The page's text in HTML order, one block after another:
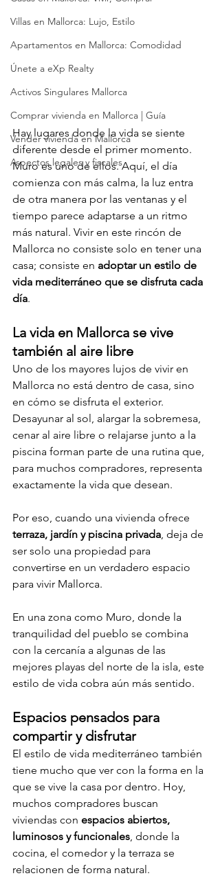
Villas en Mallorca: Lujo, Estilo
Apartamentos en Mallorca: Comodidad
Únete a eXp Realty
Activos Singulares Mallorca
Comprar vivienda en Mallorca | Guía
Vender vivienda en Mallorca
Aspectos legales y fiscales
Hay lugares donde la vida se siente
diferente desde el primer momento.
Muro es uno de ellos. Aquí, el día
comienza con más calma, la luz entra
de otra manera por las ventanas y el
tiempo parece adaptarse a un ritmo
más natural. Vivir en este rincón de
Mallorca no consiste solo en tener una
casa; consiste en adoptar un estilo de
vida mediterráneo que se disfruta cada
día.
La vida en Mallorca se vive
también al aire libre
Uno de los mayores lujos de vivir en
Mallorca no está dentro de casa, sino
en cómo se disfruta el exterior.
Desayunar al sol, alargar la sobremesa,
cenar al aire libre o relajarse junto a la
piscina forman parte de una rutina que,
para muchos compradores, representa
exactamente la vida que desean.
Por eso, cuando una vivienda ofrece
terraza, jardín y piscina privada, deja de
ser solo una propiedad para
convertirse en un verdadero espacio
para vivir Mallorca.
En una zona como Muro, donde la
tranquilidad del pueblo se combina
con la cercanía a algunas de las
mejores playas del norte de la isla, este
estilo de vida cobra aún más sentido.
Espacios pensados para
compartir y disfrutar
El estilo de vida mediterráneo también
tiene mucho que ver con la forma en la
que se vive la casa por dentro. Hoy,
muchos compradores buscan
viviendas con espacios abiertos,
luminosos y funcionales, donde la
cocina, el comedor y la terraza se
relacionen de forma natural.